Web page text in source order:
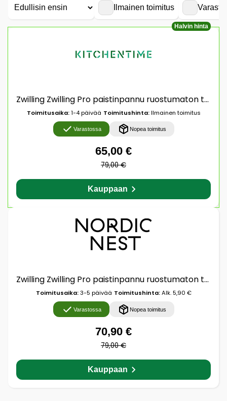
Ilmainen toimitus
Halvin hinta
Zwilling Zwilling Pro paistinpannu ruostumaton teräs Ø20 cm
Toimitusaika:1-4 päivää Toimitushinta:Ilmainen toimitus
Varastossa Nopea toimitus
65,00 €
79,00 €
Kauppaan
Zwilling Zwilling Pro paistinpannu ruostumaton teräs Ø20 cm
Toimitusaika:3-5 päivää Toimitushinta:Alk. 5,90 €
Varastossa Nopea toimitus
70,90 €
79,00 €
Kauppaan